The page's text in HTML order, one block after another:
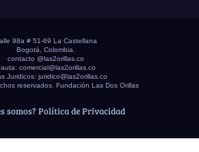
98a # 51-69 La Castellana
Bogotá, Colombia.
contacto @las2orillas.co
comercial@las2orillas.co
Juridicos: juridico@las2orillas.co
reservados. Fundación Las Dos Orillas
somos? Política de Privacidad